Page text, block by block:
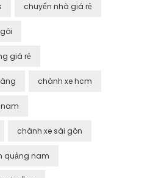
chuyển nhà giá rẻ
giá rẻ
chành xe hcm
chành xe sài gòn
quảng nam